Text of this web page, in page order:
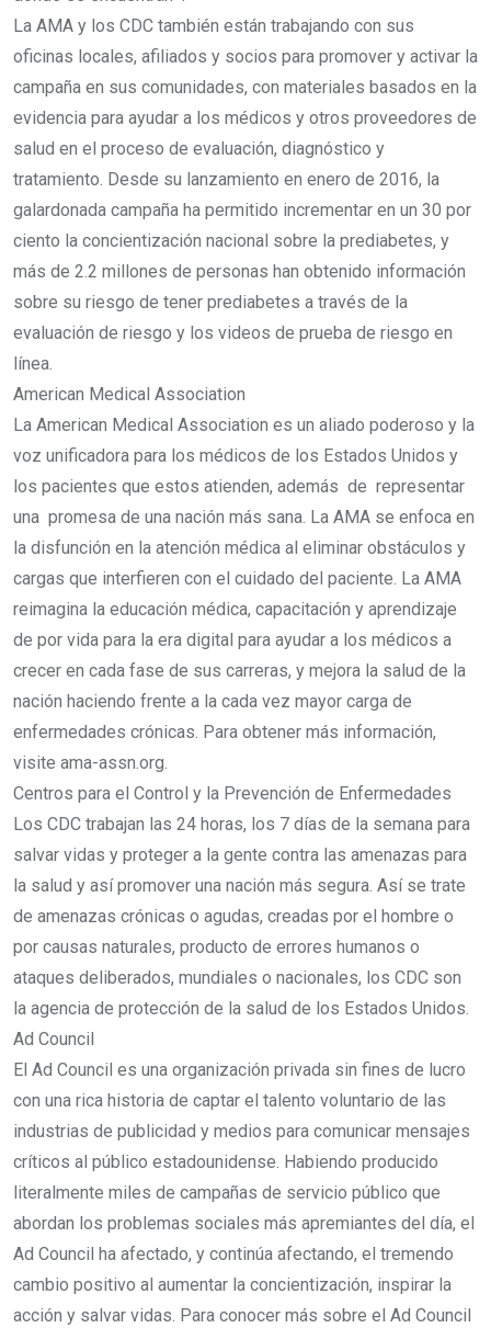
La AMA y los CDC también están trabajando con sus
oficinas locales, afiliados y socios para promover y activar la
campaña en sus comunidades, con materiales basados en la
evidencia para ayudar a los médicos y otros proveedores de
salud en el proceso de evaluación, diagnóstico y
tratamiento. Desde su lanzamiento en enero de 2016, la
galardonada campaña ha permitido incrementar en un 30 por
ciento la concientización nacional sobre la prediabetes, y
más de 2.2 millones de personas han obtenido información
sobre su riesgo de tener prediabetes a través de la
evaluación de riesgo y los videos de prueba de riesgo en
línea.
American Medical Association
La American Medical Association es un aliado poderoso y la
voz unificadora para los médicos de los Estados Unidos y
los pacientes que estos atienden, además de representar
una promesa de una nación más sana. La AMA se enfoca en
la disfunción en la atención médica al eliminar obstáculos y
cargas que interfieren con el cuidado del paciente. La AMA
reimagina la educación médica, capacitación y aprendizaje
de por vida para la era digital para ayudar a los médicos a
crecer en cada fase de sus carreras, y mejora la salud de la
nación haciendo frente a la cada vez mayor carga de
enfermedades crónicas. Para obtener más información,
visite ama-assn.org.
Centros para el Control y la Prevención de Enfermedades
Los CDC trabajan las 24 horas, los 7 días de la semana para
salvar vidas y proteger a la gente contra las amenazas para
la salud y así promover una nación más segura. Así se trate
de amenazas crónicas o agudas, creadas por el hombre o
por causas naturales, producto de errores humanos o
ataques deliberados, mundiales o nacionales, los CDC son
la agencia de protección de la salud de los Estados Unidos.
Ad Council
El Ad Council es una organización privada sin fines de lucro
con una rica historia de captar el talento voluntario de las
industrias de publicidad y medios para comunicar mensajes
críticos al público estadounidense. Habiendo producido
literalmente miles de campañas de servicio público que
abordan los problemas sociales más apremiantes del día, el
Ad Council ha afectado, y continúa afectando, el tremendo
cambio positivo al aumentar la concientización, inspirar la
acción y salvar vidas. Para conocer más sobre el Ad Council